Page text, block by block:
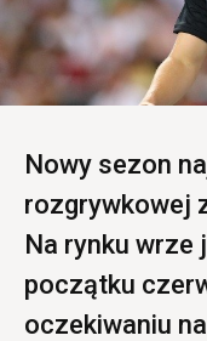
Nowy sezon
rozgrywkowej
Na rynku wrze
początku
oczekiwaniu